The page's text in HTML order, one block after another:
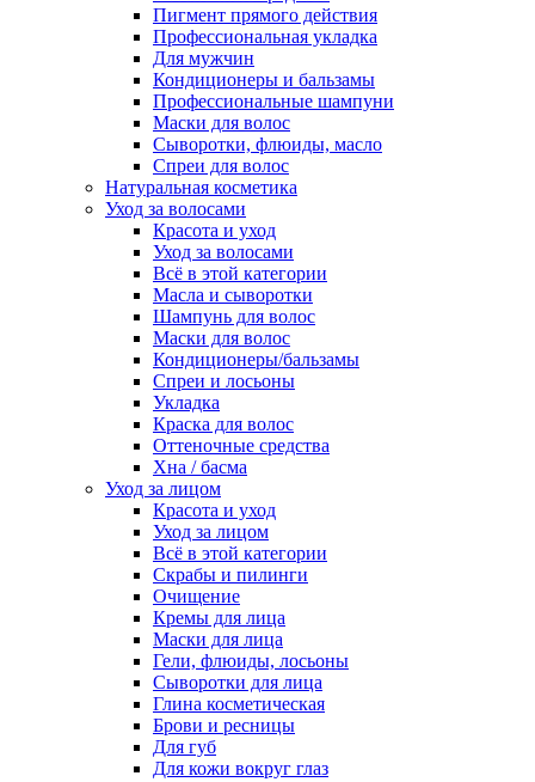
Пигмент прямого действия
Профессиональная укладка
Для мужчин
Кондиционеры и бальзамы
Профессиональные шампуни
Маски для волос
Сыворотки, флюиды, масло
Спреи для волос
Натуральная косметика
Уход за волосами
Красота и уход
Уход за волосами
Всё в этой категории
Масла и сыворотки
Шампунь для волос
Маски для волос
Кондиционеры/бальзамы
Спреи и лосьоны
Укладка
Краска для волос
Оттеночные средства
Хна / басма
Уход за лицом
Красота и уход
Уход за лицом
Всё в этой категории
Скрабы и пилинги
Очищение
Кремы для лица
Маски для лица
Гели, флюиды, лосьоны
Сыворотки для лица
Глина косметическая
Брови и ресницы
Для губ
Для кожи вокруг глаз